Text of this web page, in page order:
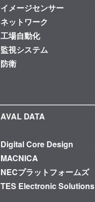
イメージセンサー
ネットワーク
工場自動化
監視システム
防衛
AVAL DATA
Digital Core Design
MACNICA
NECプラットフォームズ
TES Electronic Solutions